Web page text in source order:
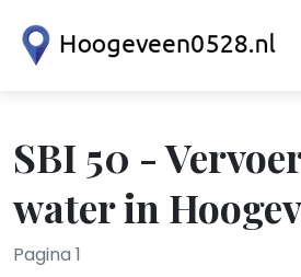
SBI 50 -
water in
Pagina 1